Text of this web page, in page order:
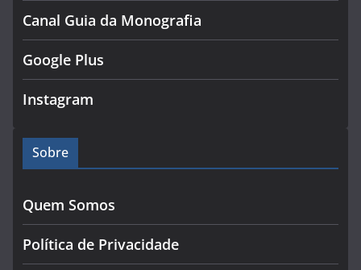
Canal Guia da Monografia
Google Plus
Instagram
Sobre
Quem Somos
Política de Privacidade